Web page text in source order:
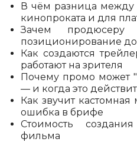
В чём разница
кинопроката и для
Зачем продюсеру
позиционирование до
Как создаются
работают на зрителя
Почему промо может
— и когда это
Как звучит
ошибка в брифе
Стоимость
фильма